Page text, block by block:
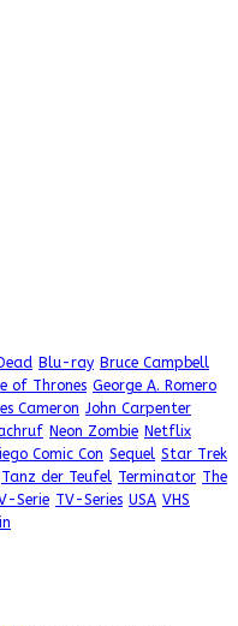
Blu-ray Bruce Campbell
of Thrones George A. Romero
Cameron John Carpenter
Neon Zombie Netflix
Comic Con Sequel Star Trek
Tanz der Teufel Terminator The
Serie TV-Series USA VHS